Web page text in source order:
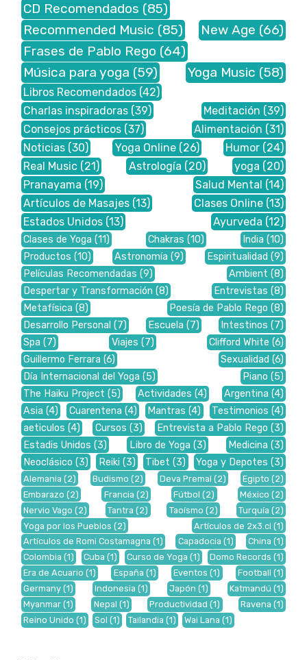
CD Recomendados (85)
Recommended Music (85) New Age (66)
Frases de Pablo Rego (64)
Música para yoga (59) Yoga Music (58)
Libros Recomendados (42)
Charlas inspiradoras (39) Meditación (39)
Consejos prácticos (37) Alimentación (31)
Noticias (30) Yoga Online (26) Humor (24)
Real Music (21) Astrología (20) yoga (20)
Pranayama (19) Salud Mental (14)
Artículos de Masajes (13) Clases Online (13)
Estados Unidos (13) Ayurveda (12)
Clases de Yoga (11) Chakras (10) India (10)
Productos (10) Astronomía (9) Espiritualidad (9)
Películas Recomendadas (9) Ambient (8)
Despertar y Transformación (8) Entrevistas (8)
Metafísica (8) Poesía de Pablo Rego (8)
Desarrollo Personal (7) Escuela (7) Intestinos (7)
Spa (7) Viajes (7) Clifford White (6)
Guillermo Ferrara (6) Sexualidad (6)
Día Internacional del Yoga (5) Piano (5)
The Haiku Project (5) Actividades (4) Argentina (4)
Asia (4) Cuarentena (4) Mantras (4) Testimonios (4)
aeticulos (4) Cursos (3) Entrevista a Pablo Rego (3)
Estadis Unidos (3) Libro de Yoga (3) Medicina (3)
Neoclásico (3) Reiki (3) Tibet (3) Yoga y Depotes (3)
Alemania (2) Budismo (2) Deva Premal (2) Egipto (2)
Embarazo (2) Francia (2) Fútbol (2) México (2)
Nervio Vago (2) Tantra (2) Taoísmo (2) Turquía (2)
Yoga por los Pueblos (2) Artículos de 2x3.cl (1)
Artículos de Romi Costamagna (1) Capadocia (1) China (1)
Colombia (1) Cuba (1) Curso de Yoga (1) Domo Records (1)
Era de Acuario (1) España (1) Eventos (1) Football (1)
Germany (1) Indonesia (1) Japón (1) Katmandú (1)
Myanmar (1) Nepal (1) Productividad (1) Ravena (1)
Reino Unido (1) Sol (1) Tailandia (1) Wai Lana (1)